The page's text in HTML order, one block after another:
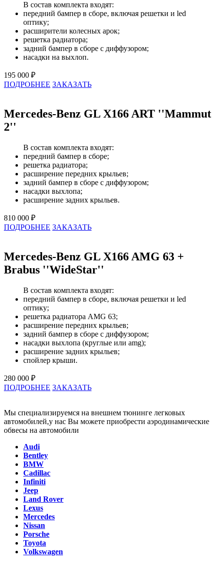
В состав комплекта входят:
передний бампер в сборе, включая решетки и led
оптику;
расширители колесных арок;
решетка радиатора;
задний бампер в сборе с диффузором;
насадки на выхлоп.
195 000 ₽
ПОДРОБНЕЕ ЗАКАЗАТЬ
Mercedes-Benz GL X166 ART ''Mammut
2''
В состав комплекта входят:
передний бампер в сборе;
решетка радиатора;
расширение передних крыльев;
задний бампер в сборе с диффузором;
насадки выхлопа;
расширение задних крыльев.
810 000 ₽
ПОДРОБНЕЕ ЗАКАЗАТЬ
Mercedes-Benz GL X166 AMG 63 +
Brabus ''WideStar''
В состав комплекта входят:
передний бампер в сборе, включая решетки и led
оптику;
решетка радиатора AMG 63;
расширение передних крыльев;
задний бампер в сборе с диффузором;
насадки выхлопа (круглые или amg);
расширение задних крыльев;
спойлер крыши.
280 000 ₽
ПОДРОБНЕЕ ЗАКАЗАТЬ
Мы специализируемся на внешнем тюнинге легковых
автомобилей,у нас Вы можете приобрести аэродинамические
обвесы на автомобили
Audi
Bentley
BMW
Cadillac
Infiniti
Jeep
Land Rover
Lexus
Mercedes
Nissan
Porsche
Toyota
Volkswagen